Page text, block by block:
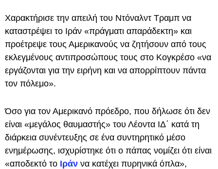
Χαρακτήρισε την απειλή του Ντόναλντ Τραμπ να
καταστρέψει το Ιράν «πράγματι απαράδεκτη» και
προέτρεψε τους Αμερικανούς να ζητήσουν από τους
εκλεγμένους αντιπροσώπους τους στο Κογκρέσο «να
εργάζονται για την ειρήνη και να απορρίπτουν πάντα
τον πόλεμο».
Όσο για τον Αμερικανό πρόεδρο, που δήλωσε ότι δεν
είναι «μεγάλος θαυμαστής» του Λέοντα ΙΔ΄ κατά τη
διάρκεια συνέντευξης σε ένα συντηρητικό μέσο
ενημέρωσης, ισχυρίστηκε ότι ο πάπας νομίζει ότι είναι
«αποδεκτό το Ιράν να κατέχει πυρηνικά όπλα»,